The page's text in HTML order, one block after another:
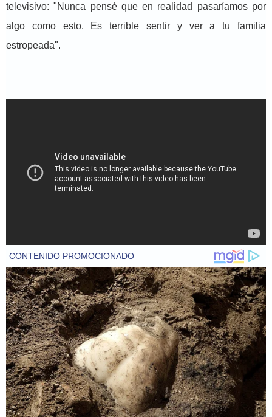
televisivo: "Nunca pensé que en realidad pasaríamos por
algo como esto. Es terrible sentir y ver a tu familia
estropeada".